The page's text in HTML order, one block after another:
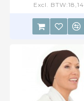
Excl. BTW:18,14